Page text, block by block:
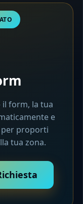
form, la tua
e
proporti
tua zona.